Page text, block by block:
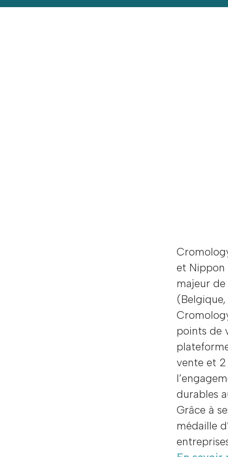
et Nippon
majeur
(Belgique,
points de
vente et
durables
Grâce à
médaille